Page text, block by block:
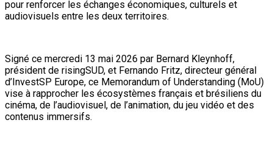
pour renforcer les échanges économiques, culturels et
audiovisuels entre les deux territoires.
Signé ce mercredi 13 mai 2026 par Bernard Kleynhoff,
président de risingSUD, et Fernando Fritz, directeur général
d’InvestSP Europe, ce Memorandum of Understanding (MoU)
vise à rapprocher les écosystèmes français et brésiliens du
cinéma, de l’audiovisuel, de l’animation, du jeu vidéo et des
contenus immersifs.